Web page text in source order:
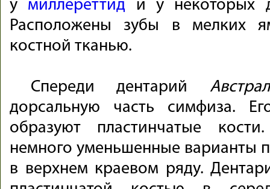
у миллереттид и у некоторых
Расположены зубы в мелких
костной тканью.
Спереди дентарий
дорсальную часть симфиза.
образуют пластинчатые
немного уменьшенные варианты
в верхнем краевом ряду.